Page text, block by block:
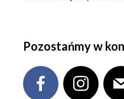
Pozostańmy w